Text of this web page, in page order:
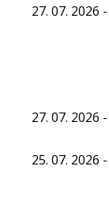
27. 07. 2026
27. 07. 2026
25. 07. 2026